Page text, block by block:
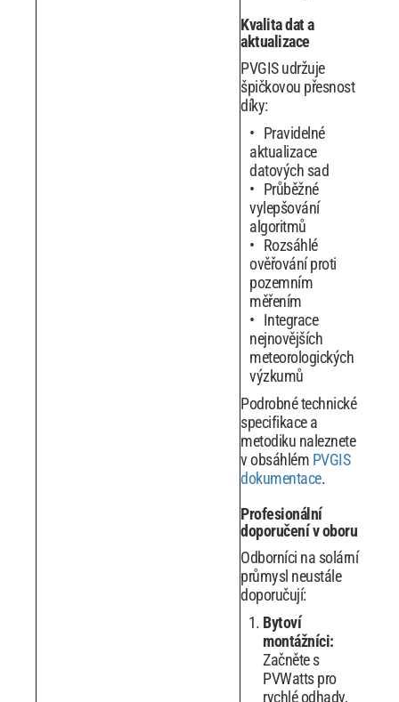
Kvalita dat a
aktualizace
PVGIS udržuje
špičkovou přesnost
díky:
Pravidelné
aktualizace
datových sad
Průběžné
vylepšování
algoritmů
Rozsáhlé
ověřování proti
pozemním
měřením
Integrace
nejnovějších
meteorologických
výzkumů
Podrobné technické
specifikace a
metodiku naleznete
v obsáhlém PVGIS
dokumentace.
Profesionální
doporučení v oboru
Odborníci na solární
průmysl neustále
doporučují:
Bytoví
montážníci:
Začněte s
PVWatts pro
rychlé odhady,